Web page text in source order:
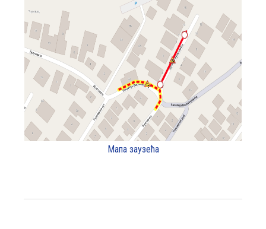
Мапа заузећа